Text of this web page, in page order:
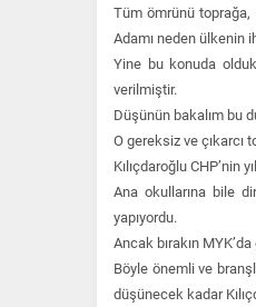
Tüm ömrünü
Adamı neden ülkenin
Yine bu konuda
verilmiştir.
Düşünün bakalım bu
O gereksiz ve çıkarcı
Kılıçdaroğlu
Ana okullarına bile
yapıyordu.
Ancak bırakın
Böyle önemli ve
düşünecek kadar